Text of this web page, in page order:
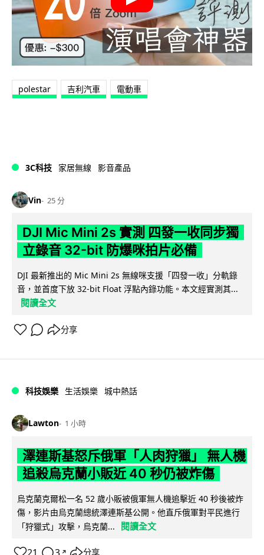
polestar 吉利汽車 電動車
3C科技 家居無線 影音產品
Vin 25 分
DJI Mic Mini 2s 實測 四發一收同步獨
立錄音 32-bit 防爆咪拍片必備
DJI 最新推出的 Mic Mini 2s 無線咪支援「四發一收」分軌錄
音，並首度下放 32-bit Float 浮點內錄功能。本文經實測其...
閱讀全文
分享
科技娛樂 生活娛樂 城中熱話
Lawton 1 小時
澤連斯基怒斥俄軍「人肉狩獵」 無人機
追殺烏克蘭小販近 40 秒仍被炸傷
烏克蘭克爾松一名 52 歲小販被俄軍無人機追擊近 40 秒後被炸
傷，影片由烏克蘭總統澤連斯基公開。他直斥俄軍對平民進行
「狩獵式」攻擊，烏克蘭...
閱讀全文
↗ 分享